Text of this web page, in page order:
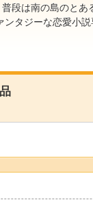
段は南の島のとあ
タジーな恋愛小